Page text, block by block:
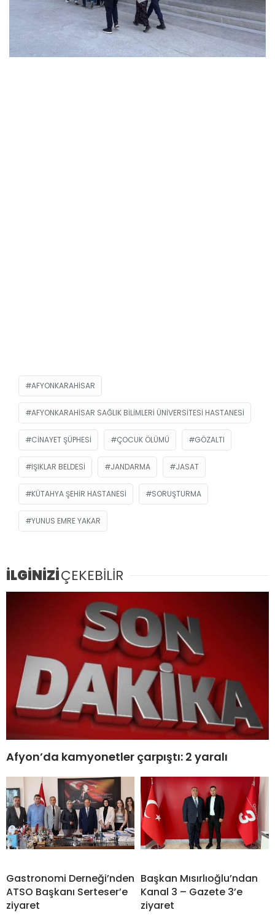
AFYONKARAHISAR
AFYONKARAHISAR SAĞLIK BILIMLERI ÜNIVERSITESI HASTANESİ
CINAYET ŞÜPHESI ÇOCUK ÖLÜMÜ GÖZALTI
IŞIKLAR BELDESI JANDARMA JASAT
KÜTAHYA ŞEHIR HASTANESI SORUŞTURMA
YUNUS EMRE YAKAR
İLGİNİZİÇEKEBİLİR
Afyon’da kamyonetler çarpıştı: 2 yaralı
Gastronomi Derneği’nden
ATSO Başkanı Serteser’e
ziyaret
Başkan Mısırlıoğlu’ndan
Kanal 3 – Gazete 3’e
ziyaret